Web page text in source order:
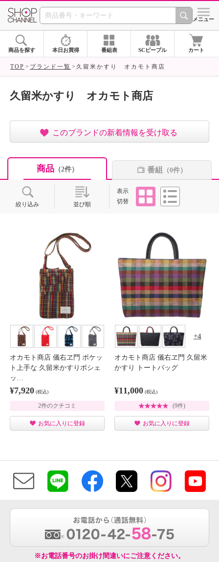
SHOP CHANNEL ショッ
メニュー
商品を探す 本日お買得 番組表 SCピープル カート
TOP ブランド一覧 久留米かすり オカモト商店
久留米かすり オカモト商店
このブランドの新着情報を受け取る
商品（2件） 番組 （0件）
絞り込み 並び順
表示
切替
タイル
オカモト商店 儀右ヱ門 ポケッ
ト上手な 久留米かすりポシェ
ッ…
¥7,920 (税込)
2件のクチコミ
お気に入りに登録
4
オカモト商店 儀右ヱ門 久留米
かすり トートバッグ
¥11,000 (税込)
(9件)
お気に入りに登録
※お電話番号のお掛け間違いにご注意ください。